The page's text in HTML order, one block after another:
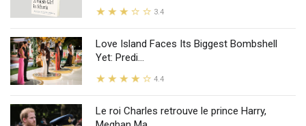
3.4
Love Island Faces Its Biggest Bombshell
Yet: Predi...
4.4
Le roi Charles retrouve le prince Harry,